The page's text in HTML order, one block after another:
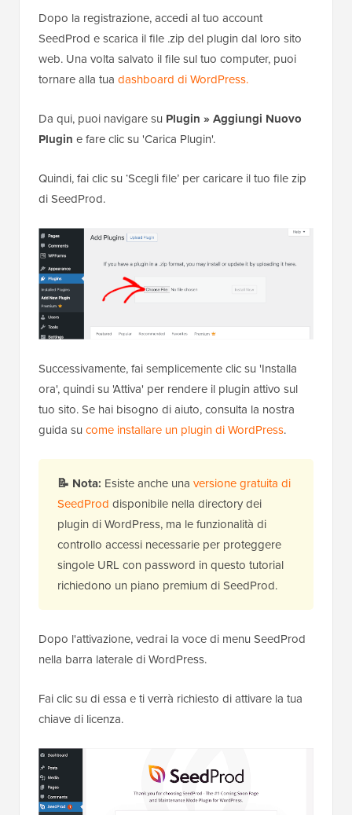
Dopo la registrazione, accedi al tuo account
SeedProd e scarica il file .zip del plugin dal loro sito
web. Una volta salvato il file sul tuo computer, puoi
tornare alla tua dashboard di WordPress.
Da qui, puoi navigare su Plugin » Aggiungi Nuovo
Plugin e fare clic su 'Carica Plugin'.
Quindi, fai clic su ‘Scegli file’ per caricare il tuo file zip
di SeedProd.
Successivamente, fai semplicemente clic su 'Installa
ora', quindi su 'Attiva' per rendere il plugin attivo sul
tuo sito. Se hai bisogno di aiuto, consulta la nostra
guida su come installare un plugin di WordPress.
📝 Nota: Esiste anche una versione gratuita di
SeedProd disponibile nella directory dei
plugin di WordPress, ma le funzionalità di
controllo accessi necessarie per proteggere
singole URL con password in questo tutorial
richiedono un piano premium di SeedProd.
Dopo l'attivazione, vedrai la voce di menu SeedProd
nella barra laterale di WordPress.
Fai clic su di essa e ti verrà richiesto di attivare la tua
chiave di licenza.